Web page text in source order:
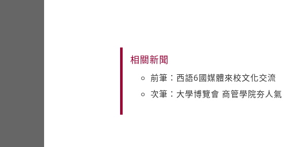
相關新聞
前筆：西語6國媒體來校文化交流
次筆：大學博覽會 商管學院夯人氣